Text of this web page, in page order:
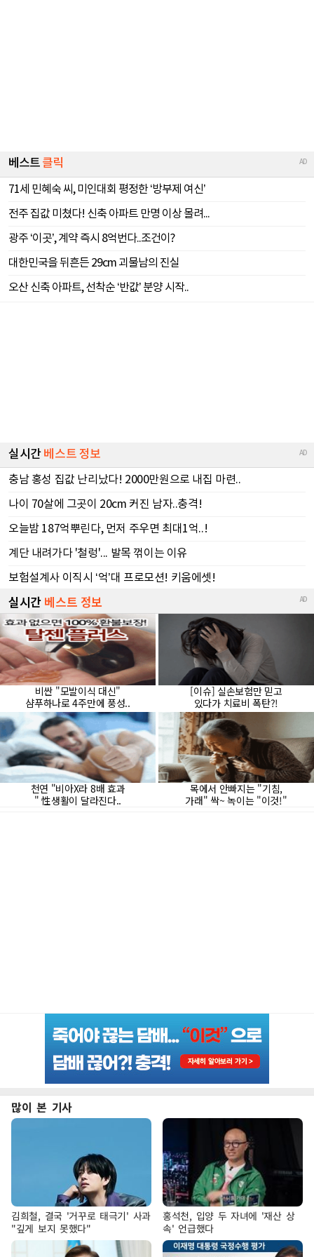
많이 본 기사
김희철, 결국 '거꾸로 태극기' 사과
"깊게 보지 못했다"
홍석천, 입양 두 자녀에 '재산 상
속' 언급했다